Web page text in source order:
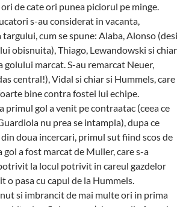
de cate ori punea piciorul pe minge.
s-au considerat in vacanta,
cum se spune: Alaba, Alonso (desi
obisnuita), Thiago, Lewandowski si chiar
golului marcat. S-au remarcat Neuer,
central!), Vidal si chiar si Hummels, care
bine contra fostei lui echipe.
primul gol a venit pe contraatac (ceea ce
nu prea se intampla), dupa ce
doua incercari, primul sut fiind scos de
gol a fost marcat de Muller, care s-a
la locul potrivit in careul gazdelor
o pasa cu capul de la Hummels.
si imbrancit de mai multe ori in prima